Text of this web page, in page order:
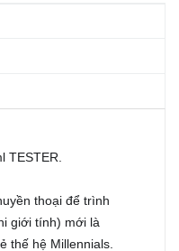
TESTER.
thoại để trình
giới tính) mới là
thế hệ Millennials.